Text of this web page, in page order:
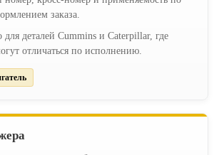
заказа.
деталей Cummins и Caterpillar, где
отличаться по исполнению.